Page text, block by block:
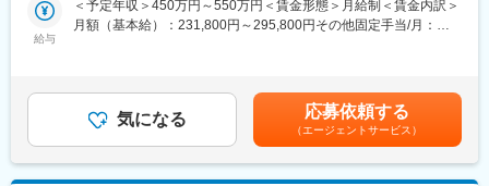
・店舗スタッフの指導育成、採用、評価
・住宅会社との関係性構築
■やりがい／魅力：
・業種、業界未経験の方が、入社1年で新店舗立ち上げを任された
実績があります。年齢、経歴関係なく、実績次第で早期に大きな
裁量をお持ちいただけます。
のプロジェクトを運営しています。
2026年6月に開設した大宮オフィスにて、将来の中核メンバーと
■業務内容
・既存顧客への提案およびフォロー
・顧客課題のヒアリングおよび企画提案
給与
＜予定年収＞450万円～550万円＜賃金形態＞月給制＜賃金内訳＞
月額（基本給）：231,800円～295,800円その他固定手当/月：
業手当＞有＜給与補足＞※経験／スキル／前職等を考慮し、ご相談
させていただきます。■給与査定：年2回■全社業績連動賞与：年1
回賃金はあくまでも目安の金額であり、選考を通じて上下する可
能性があります。月給(月額)は固定手当を含めた表記です。
気になる 応募依頼する
（エージェントサービス）